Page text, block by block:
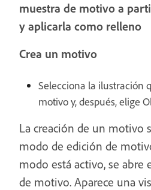
muestra de motivo a
y aplicarla como relleno
Crea un motivo
Selecciona la ilustración
motivo y, después, elige
La creación de un motivo
modo de edición de
modo está activo, se abre
de motivo. Aparece una